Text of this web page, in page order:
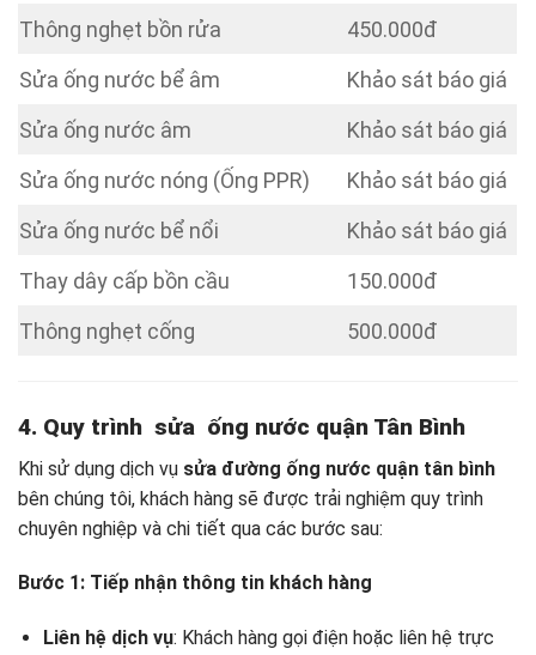
Thông nghẹt bồn rửa
450.000đ
Sửa ống nước bể âm
Khảo sát báo giá
Sửa ống nước âm
Khảo sát báo giá
Sửa ống nước nóng (Ống PPR)
Khảo sát báo giá
Sửa ống nước bể nổi
Khảo sát báo giá
Thay dây cấp bồn cầu
150.000đ
Thông nghẹt cống
500.000đ
4. Quy trình sửa ống nước quận Tân Bình
Khi sử dụng dịch vụ sửa đường ống nước quận tân bình
bên chúng tôi, khách hàng sẽ được trải nghiệm quy trình
chuyên nghiệp và chi tiết qua các bước sau:
Bước 1: Tiếp nhận thông tin khách hàng
Liên hệ dịch vụ: Khách hàng gọi điện hoặc liên hệ trực